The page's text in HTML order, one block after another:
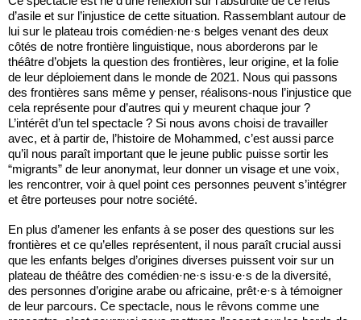
d’asile et sur l’injustice de cette situation. Rassemblant autour de
lui sur le plateau trois comédien·ne·s belges venant des deux
côtés de notre frontière linguistique, nous aborderons par le
théâtre d’objets la question des frontières, leur origine, et la folie
de leur déploiement dans le monde de 2021. Nous qui passons
des frontières sans même y penser, réalisons-nous l’injustice que
cela représente pour d’autres qui y meurent chaque jour ?
L’intérêt d’un tel spectacle ? Si nous avons choisi de travailler
avec, et à partir de, l’histoire de Mohammed, c’est aussi parce
qu’il nous paraît important que le jeune public puisse sortir les
“migrants” de leur anonymat, leur donner un visage et une voix,
les rencontrer, voir à quel point ces personnes peuvent s’intégrer
et être porteuses pour notre société.
En plus d’amener les enfants à se poser des questions sur les
frontières et ce qu’elles représentent, il nous paraît crucial aussi
que les enfants belges d’origines diverses puissent voir sur un
plateau de théâtre des comédien·ne·s issu·e·s de la diversité,
des personnes d’origine arabe ou africaine, prêt·e·s à témoigner
de leur parcours. Ce spectacle, nous le rêvons comme une